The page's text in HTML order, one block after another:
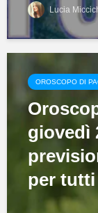
Lucia
OROSCOPO DI
giovedì
per tutti